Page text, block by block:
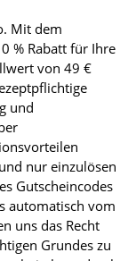
Mit dem
% Rabatt für Ihre
von 49 €
und
nur einzulösen
Gutscheincodes
automatisch vom
uns das Recht
Grundes zu